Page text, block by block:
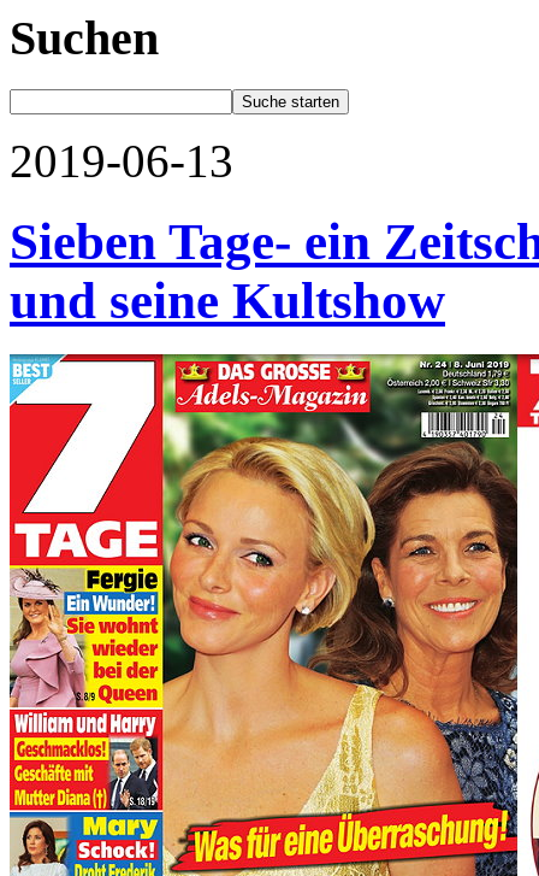
Suchen
2019-06-13
Sieben Tage- ein
und seine Kultshow